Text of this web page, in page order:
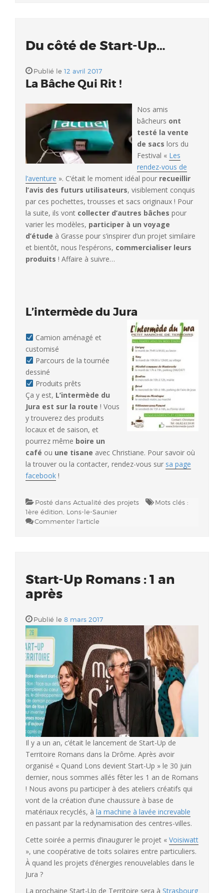
Du côté de Start-Up…
Publié le 12 avril 2017
La Bâche Qui Rit !
Nos amis
bâcheurs ont
testé la vente
de sacs lors du
Festival « Les
rendez-vous de
l’aventure ». C’était le moment idéal pour recueillir
l’avis des futurs utilisateurs, visiblement conquis
par ces pochettes, trousses et sacs originaux ! Pour
la suite, ils vont collecter d’autres bâches pour
varier les modèles, participer à un voyage
d’étude à Grasse pour s’inspirer d’un projet similaire
et bientôt, nous l’espérons, commercialiser leurs
produits ! Affaire à suivre…
L’intermède du Jura
Camion aménagé et
customisé
Parcours de la tournée
dessiné
Produits prêts
Ça y est, L’intermède du
Jura est sur la route ! Vous
y trouverez des produits
locaux et de saison, et
pourrez même boire un
café ou une tisane avec Christiane. Pour savoir où
la trouver ou la contacter, rendez-vous sur sa page
facebook !
Posté dans Actualité des projets
Mots clés :
1ère édition Lons-le-Saunier
Commenter l'article
Start-Up Romans : 1 an
après
Publié le 8 mars 2017
Il y a un an, c’était le lancement de Start-Up de
Territoire Romans dans la Drôme. Après avoir
organisé « Quand Lons devient Start-Up » le 30 juin
dernier, nous sommes allés fêter les 1 an de Romans
! Nous avons pu participer à des ateliers créatifs qui
vont de la création d’une chaussure à base de
matériaux recyclés, à la machine à lavée increvable
en passant par la redynamisation des centres-villes.
Cette soirée a permis d’inaugurer le projet « Voisiwatt
», une coopérative de toits solaires entre particuliers.
À quand les projets d’énergies renouvelables dans le
Jura ?
La prochaine Start-Up de Territoire sera à Strasbourg